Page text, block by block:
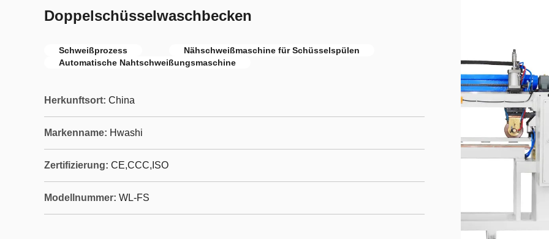
Doppelschüsselwaschbecken
Schweißprozess
Nähschweißmaschine für Schüsselspülen
Automatische Nahtschweißungsmaschine
Herkunftsort: China
Markenname: Hwashi
Zertifizierung: CE,CCC,ISO
Modellnummer: WL-FS